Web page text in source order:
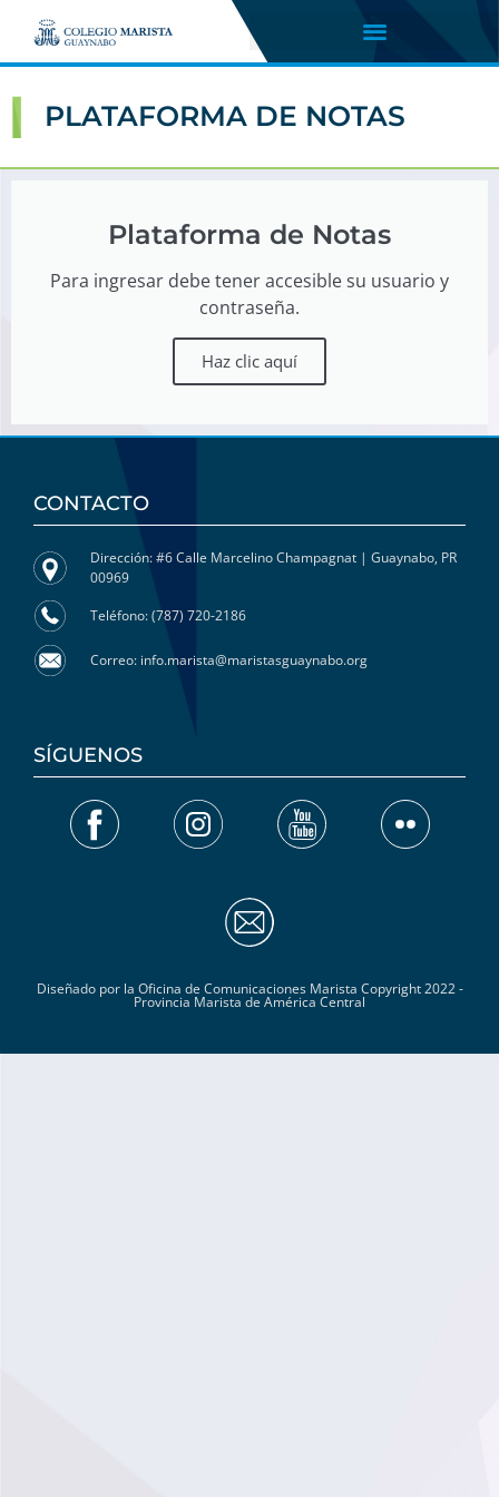
PLATAFORMA DE NOTAS
Plataforma de Notas
Para ingresar debe tener accesible su usuario y
contraseña.
Haz clic aquí
CONTACTO
Dirección: #6 Calle Marcelino Champagnat | Guaynabo, PR
00969
Teléfono: (787) 720-2186
Correo: info.marista@maristasguaynabo.org
SÍGUENOS
Diseñado por la Oficina de Comunicaciones Marista Copyright 2022 -
Provincia Marista de América Central